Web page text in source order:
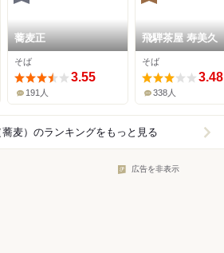
蕎麦正
そば
3.55
191人
飛騨茶屋 寿美久
そば
3.48
338人
麦） のランキングをもっと見る
広告を非表示